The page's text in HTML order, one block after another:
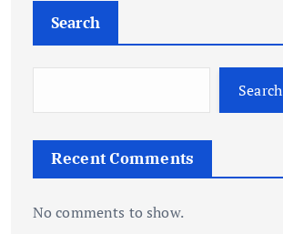
Search
Search
Recent Comments
No comments to show.